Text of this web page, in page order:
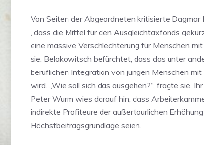
Von Seiten der Abgeordneten kritisierte Dagmar
, dass die Mittel für den Ausgleichtaxfonds
eine massive Verschlechterung für Menschen
sie. Belakowitsch befürchtet, dass das unter
beruflichen Integration von jungen Menschen
wird. „Wie soll sich das ausgehen?“, fragte sie.
Peter Wurm wies darauf hin, dass
indirekte Profiteure der außertourlichen
Höchstbeitragsgrundlage seien.